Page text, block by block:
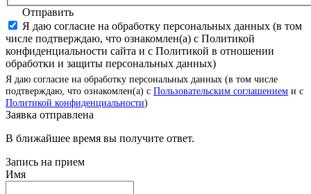
Отправить
Я даю согласие на обработку персональных данных (в том
числе подтверждаю, что ознакомлен(а) с Политикой
конфиденциальности сайта и с Политикой в отношении
обработки и защиты персональных данных)
Я даю согласие на обработку персональных данных (в том числе
подтверждаю, что ознакомлен(а) с Пользовательским соглашением и с
Политикой конфиденциальности)
Заявка отправлена
В ближайшее время вы получите ответ.
Запись на прием
Имя